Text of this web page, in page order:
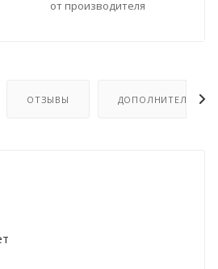
от производителя
ОТЗЫВЫ ДОПОЛНИТЕЛЬНО